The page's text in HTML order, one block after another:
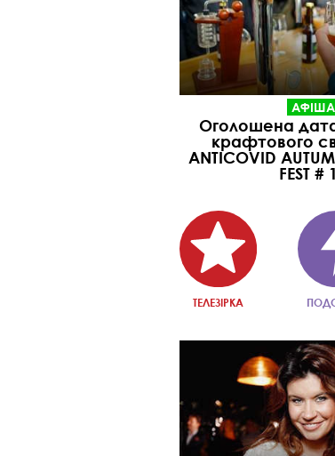
АФІША
Оголошена
крафтового
ANTICOVID
FEST #
ТЕЛЕЗІРКА